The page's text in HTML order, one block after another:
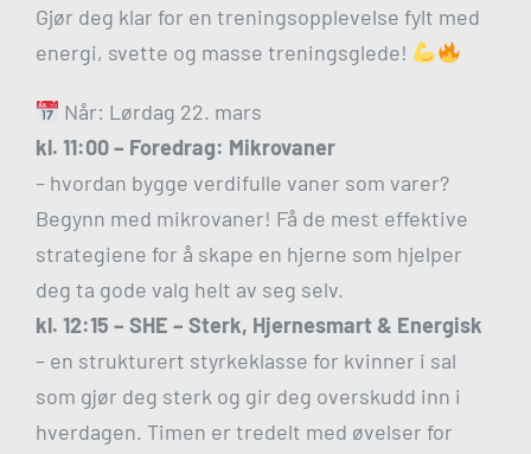
Gjør deg klar for en treningsopplevelse fylt med
energi, svette og masse treningsglede!
Når: Lørdag 22. mars
kl. 11:00 – Foredrag: Mikrovaner
– hvordan bygge verdifulle vaner som varer?
Begynn med mikrovaner! Få de mest effektive
strategiene for å skape en hjerne som hjelper
deg ta gode valg helt av seg selv.
kl. 12:15 – SHE – Sterk, Hjernesmart & Energisk
– en strukturert styrkeklasse for kvinner i sal
som gjør deg sterk og gir deg overskudd inn i
hverdagen. Timen er tredelt med øvelser for